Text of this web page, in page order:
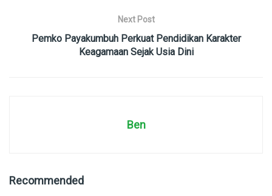
Next Post
Pemko Payakumbuh Perkuat Pendidikan Karakter
Keagamaan Sejak Usia Dini
Ben
Recommended